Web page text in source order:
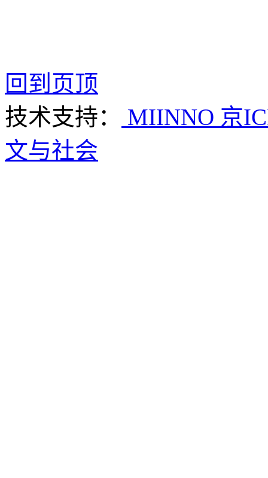
回到页顶
技术支持：
MIINNO 京
文与社会